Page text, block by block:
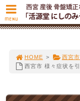
HOME > 西宮
西宮市 様々症状を
MENU